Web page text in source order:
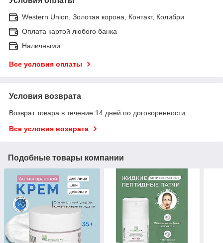
Western Union, Золотая корона, Контакт, Колибри
Оплата картой любого банка
Наличными
Все условия оплаты
Условия возврата
Возврат товара в течение 14 дней по договоренности
Все условия возврата
Подобные товары компании